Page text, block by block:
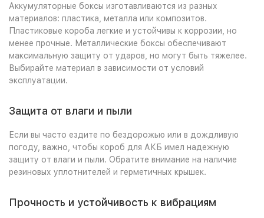
Аккумуляторные боксы изготавливаются из разных
материалов: пластика, металла или композитов.
Пластиковые короба легкие и устойчивы к коррозии, но
менее прочные. Металлические боксы обеспечивают
максимальную защиту от ударов, но могут быть тяжелее.
Выбирайте материал в зависимости от условий
эксплуатации.
Защита от влаги и пыли
Если вы часто ездите по бездорожью или в дождливую
погоду, важно, чтобы короб для АКБ имел надежную
защиту от влаги и пыли. Обратите внимание на наличие
резиновых уплотнителей и герметичных крышек.
Прочность и устойчивость к вибрациям